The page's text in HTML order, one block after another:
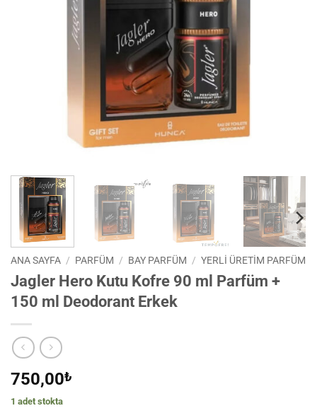
ANA SAYFA / PARFÜM / BAY PARFÜM / YERLI ÜRETIM PARFÜM
Jagler Hero Kutu Kofre 90 ml Parfüm +
150 ml Deodorant Erkek
750,00₺
1 adet stokta